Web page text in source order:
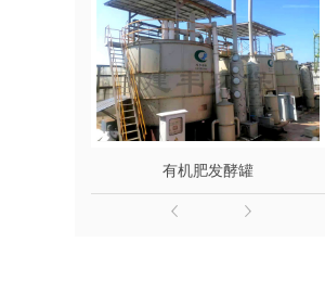
有机肥发酵罐